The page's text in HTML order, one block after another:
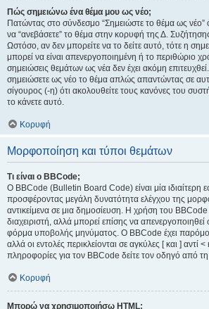
Πώς σημειώνω ένα θέμα μου ως νέο;
Πατώντας στο σύνδεσμο “Σημειώστε το θέμα ως νέο”
να “ανεβάσετε” το θέμα στην κορυφή της Δ.
Ωστόσο, αν δεν μπορείτε να το δείτε αυτό, τότε η
μπορεί να είναι απενεργοποιημένη ή το περιθώριο
σημειώσεις θεμάτων ως νέα δεν έχει ακόμη
σημειώσετε ως νέο το θέμα απλώς απαντώντας σε
σίγουρος (-η) ότι ακολουθείτε τους κανόνες του
το κάνετε αυτό.
Κορυφή
Μορφοποίηση και τύποι θεμάτων
Τι είναι ο BBCode;
Ο BBCode (Bulletin Board Code) είναι μία ιδιαίτερη
προσφέροντας μεγάλη δυνατότητα ελέγχου της
αντικείμενα σε μια δημοσίευση. Η χρήση του BBCode
διαχειριστή, αλλά μπορεί επίσης να
φόρμα υποβολής μηνύματος. Ο BBCode έχει
αλλά οι εντολές περικλείονται σε αγκύλες [ και ] αντί
πληροφορίες για τον BBCode δείτε τον οδηγό από
Κορυφή
Μπορώ να χρησιμοποιήσω HTML;